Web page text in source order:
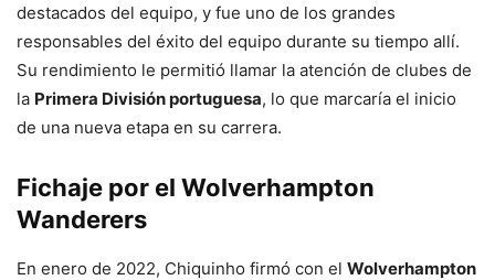
destacados del equipo, y fue uno de los grandes
responsables del éxito del equipo durante su tiempo allí.
Su rendimiento le permitió llamar la atención de clubes de
la Primera División portuguesa, lo que marcaría el inicio
de una nueva etapa en su carrera.
Fichaje por el Wolverhampton
Wanderers
En enero de 2022, Chiquinho firmó con el Wolverhampton